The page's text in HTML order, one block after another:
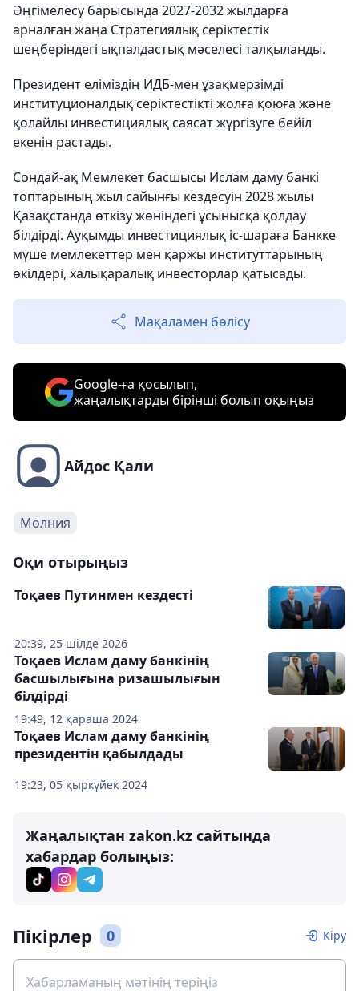
Әңгімелесу барысында 2027-2032 жылдарға
арналған жаңа Стратегиялық серіктестік
шеңберіндегі ықпалдастық мәселесі талқыланды.
Президент еліміздің ИДБ-мен ұзақмерзімді
институционалдық серіктестікті жолға қоюға және
қолайлы инвестициялық саясат жүргізуге бейіл
екенін растады.
Сондай-ақ Мемлекет басшысы Ислам даму банкі
топтарының жыл сайынғы кездесуін 2028 жылы
Қазақстанда өткізу жөніндегі ұсынысқа қолдау
білдірді. Ауқымды инвестициялық іс-шараға Банкке
мүше мемлекеттер мен қаржы институттарының
өкілдері, халықаралық инвесторлар қатысады.
Мақаламен бөлісу
Google-ға қосылып,
жаңалықтарды бірінші болып оқыңыз
Айдос Қали
Молния
Оқи отырыңыз
20:39, 25 шілде 2026
Тоқаев Путинмен кездесті
19:49, 12 қараша 2024
Тоқаев Ислам даму банкінің
басшылығына ризашылығын
білдірді
19:23, 05 қыркүйек 2024
Тоқаев Ислам даму банкінің
президентін қабылдады
Жаңалықтан zakon.kz сайтында
хабардар болыңыз:
Пікірлер 0 Кіру